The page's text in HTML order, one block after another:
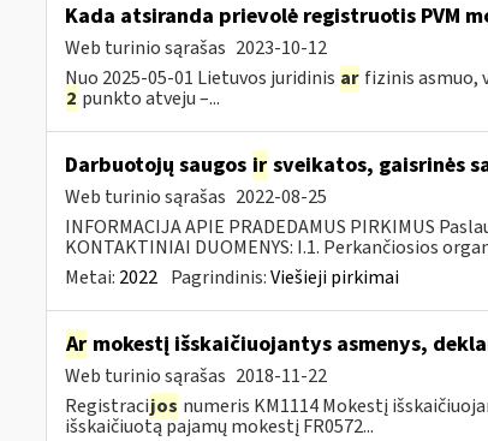
Kada atsiranda prievolė registruotis PVM
Web turinio sąrašas 2023-10-12
Nuo 2025-05-01 Lietuvos juridinis ar fizinis asmuo,
2 punkto atveju –...
Darbuotojų saugos irsveikatos, gaisrinės
Web turinio sąrašas 2022-08-25
INFORMACIJA APIE PRADEDAMUS PIRKIMUS
KONTAKTINIAI DUOMENYS: I.1. Perkančiosios
Metai: 2022 Pagrindinis:Viešieji pirkimai
Armokestį išskaičiuojantys asmenys,
Web turinio sąrašas 2018-11-22
Registracijos numeris KM1114 Mokestį
išskaičiuotą pajamų mokestį FR0572...